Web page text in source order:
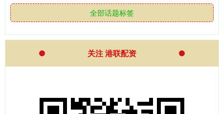
全部话题标签
关注 港联配资